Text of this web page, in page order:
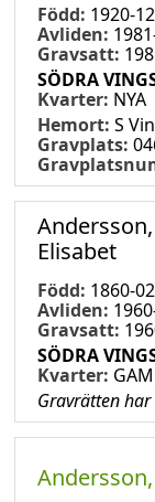
Född: 1920-
Avliden:
Gravsatt:
SÖDRA
Kvarter: NYA
Hemort: S
Gravplats:
Elisabet
Född: 1860-
Avliden:
Gravsatt:
SÖDRA
Kvarter:
Gravrätten